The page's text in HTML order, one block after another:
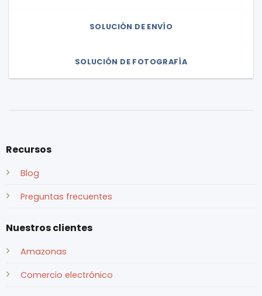
SOLUCIÓN DE ENVÍO
SOLUCIÓN DE FOTOGRAFÍA
Recursos
Blog
Preguntas frecuentes
Nuestros clientes
Amazonas
Comercio electrónico